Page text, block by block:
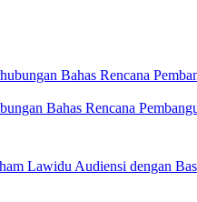
Bahas Rencana
Lawidu Audiensi dengan